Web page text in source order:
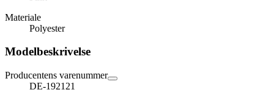
Materiale
Polyester
Modelbeskrivelse
Producentens varenummer
DE-192121